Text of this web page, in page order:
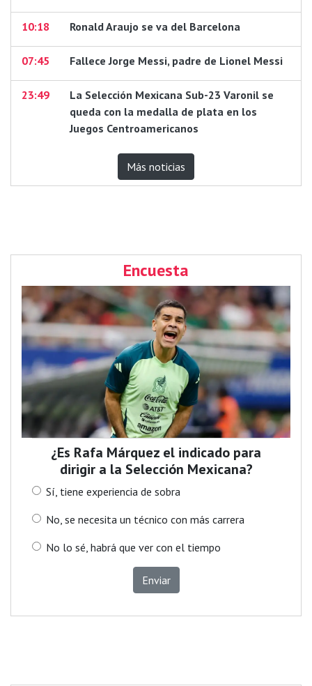
10:18 Ronald Araujo se va del Barcelona
07:45 Fallece Jorge Messi, padre de Lionel Messi
23:49
La Selección Mexicana Sub-23 Varonil se
queda con la medalla de plata en los
Juegos Centroamericanos
Más noticias
Encuesta
¿Es Rafa Márquez el indicado para
dirigir a la Selección Mexicana?
Sí, tiene experiencia de sobra
No, se necesita un técnico con más carrera
No lo sé, habrá que ver con el tiempo
Enviar